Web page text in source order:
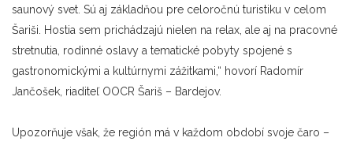
saunový svet. Sú aj základňou pre celoročnú turistiku v celom
Šariši. Hostia sem prichádzajú nielen na relax, ale aj na pracovné
stretnutia, rodinné oslavy a tematické pobyty spojené s
gastronomickými a kultúrnymi zážitkami,“ hovorí Radomír
Jančošek, riaditeľ OOCR Šariš – Bardejov.
Upozorňuje však, že región má v každom období svoje čaro –